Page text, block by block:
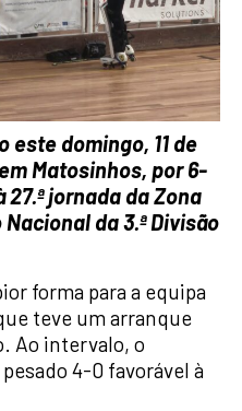
este domingo, 11 de
Matosinhos, por 6-
jornada da Zona
da 3.ª Divisão
forma para a equipa
teve um arranque
Ao intervalo, o
4-0 favorável à